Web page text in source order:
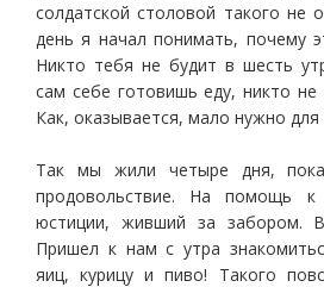
солдатской столовой такого не
день я начал понимать, почему
Никто тебя не будит в шесть
сам себе готовишь еду, никто
Как, оказывается, мало нужно для
Так мы жили четыре дня,
продовольствие. На помощь
юстиции, живший за забором.
Пришел к нам с утра
яиц, курицу и пиво! Такого